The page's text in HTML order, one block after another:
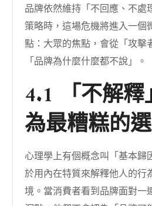
品牌依然維持「不回應、不處
策略時，這場危機將進入一個
點：大眾的焦點，會從「攻擊
「品牌為什麼什麼都不說」。
4.1 「不解
為最糟糕的
心理學上有個概念叫「基本歸
於用內在特質來解釋他人的行
境。當消費者看到品牌面對一